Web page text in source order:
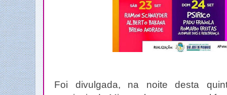
Foi divulgada, na noite desta